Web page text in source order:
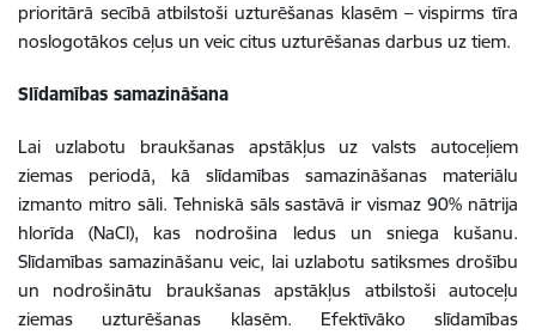
prioritārā secībā atbilstoši uzturēšanas klasēm – vispirms tīra
noslogotākos ceļus un veic citus uzturēšanas darbus uz tiem.
Slīdamības samazināšana
Lai uzlabotu braukšanas apstākļus uz valsts autoceļiem
ziemas periodā, kā slīdamības samazināšanas materiālu
izmanto mitro sāli. Tehniskā sāls sastāvā ir vismaz 90% nātrija
hlorīda (NaCl), kas nodrošina ledus un sniega kušanu.
Slīdamības samazināšanu veic, lai uzlabotu satiksmes drošību
un nodrošinātu braukšanas apstākļus atbilstoši autoceļu
ziemas uzturēšanas klasēm. Efektīvāko slīdamības